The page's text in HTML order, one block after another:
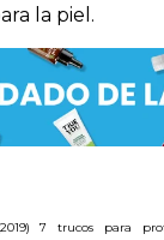
la piel.
7 trucos para